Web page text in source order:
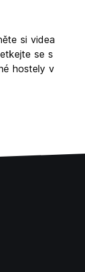
si videa
se s
hostely v